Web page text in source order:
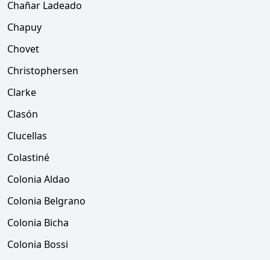
Chañar Ladeado
Chapuy
Chovet
Christophersen
Clarke
Clasón
Clucellas
Colastiné
Colonia Aldao
Colonia Belgrano
Colonia Bicha
Colonia Bossi